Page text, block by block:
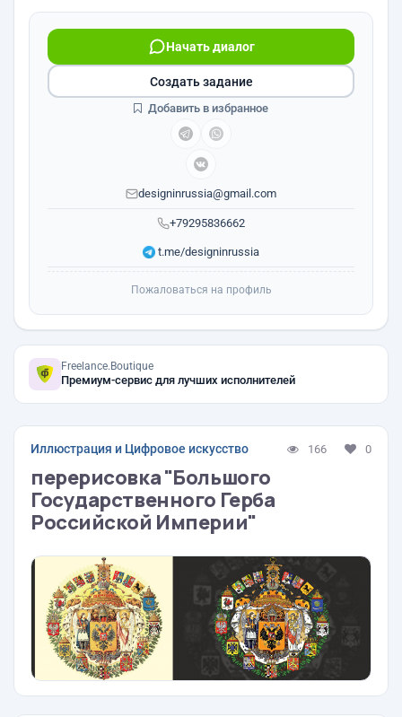
+79295836662
Начать диалог
designinrussia@gmail.com
t.me/designinrussia
Создать задание
Добавить в избранное
Пожаловаться на профиль
Freelance.Boutique
Премиум-сервис для лучших исполнителей
Иллюстрация и Цифровое искусство 166 0
перерисовка "Большого
Государственного Герба
Российской Империи"